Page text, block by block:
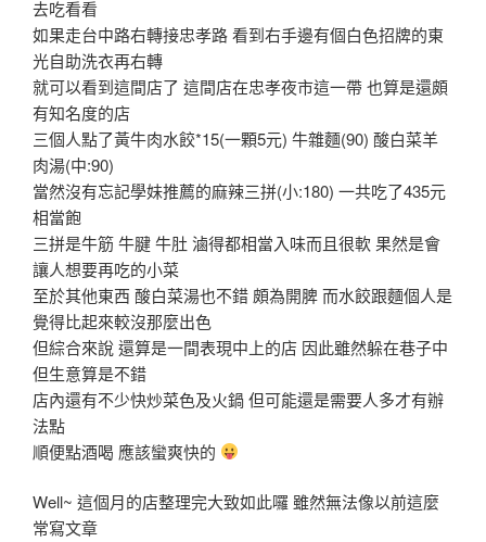
去吃看看
如果走台中路右轉接忠孝路 看到右手邊有個白色招牌的東
光自助洗衣再右轉
就可以看到這間店了 這間店在忠孝夜市這一帶 也算是還頗
有知名度的店
三個人點了黃牛肉水餃*15(一顆5元) 牛雜麵(90) 酸白菜羊
肉湯(中:90)
當然沒有忘記學妹推薦的麻辣三拼(小:180) 一共吃了435元
相當飽
三拼是牛筋 牛腱 牛肚 滷得都相當入味而且很軟 果然是會
讓人想要再吃的小菜
至於其他東西 酸白菜湯也不錯 頗為開脾 而水餃跟麵個人是
覺得比起來較沒那麼出色
但綜合來說 還算是一間表現中上的店 因此雖然躲在巷子中
但生意算是不錯
店內還有不少快炒菜色及火鍋 但可能還是需要人多才有辦
法點
順便點酒喝 應該蠻爽快的
Well~ 這個月的店整理完大致如此囉 雖然無法像以前這麼
常寫文章